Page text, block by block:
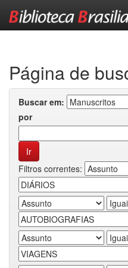
Página de
Buscar em:
por
Filtros correntes: